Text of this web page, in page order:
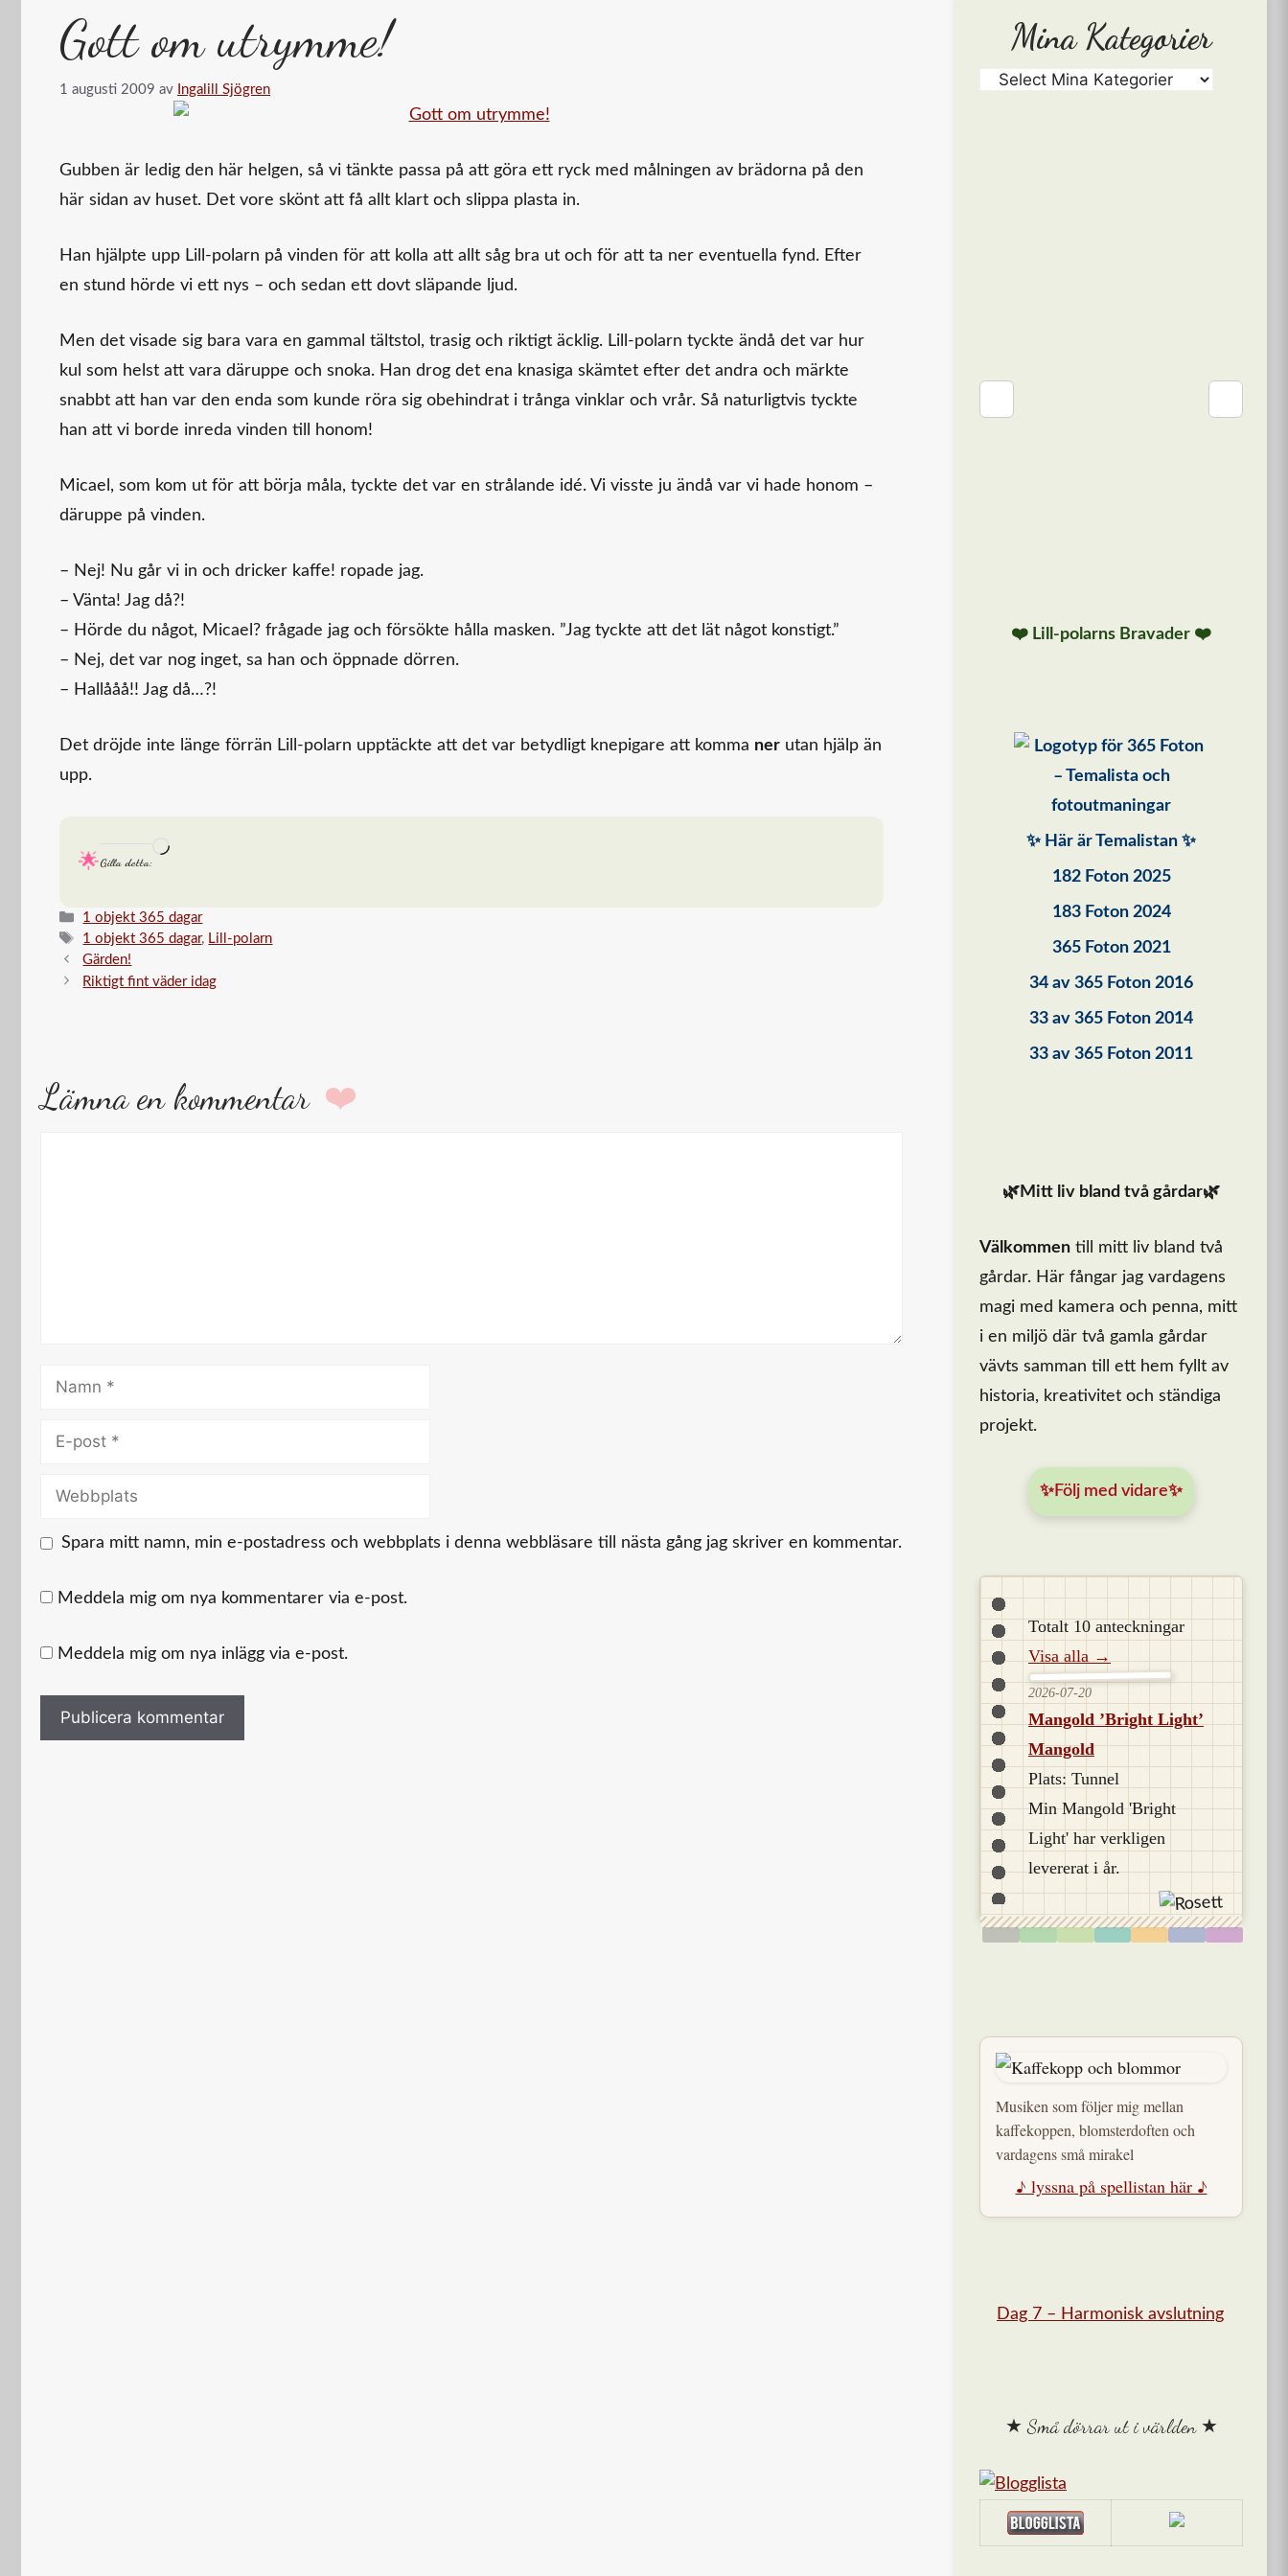
Gott om utrymme!
1 augusti 2009 av Ingalill Sjögren
Gubben är ledig den här helgen, så vi tänkte passa på att göra ett ryck med målningen av brädorna på den
här sidan av huset. Det vore skönt att få allt klart och slippa plasta in.
Han hjälpte upp Lill-polarn på vinden för att kolla att allt såg bra ut och för att ta ner eventuella fynd. Efter
en stund hörde vi ett nys – och sedan ett dovt släpande ljud.
Men det visade sig bara vara en gammal tältstol, trasig och riktigt äcklig. Lill-polarn tyckte ändå det var hur
kul som helst att vara däruppe och snoka. Han drog det ena knasiga skämtet efter det andra och märkte
snabbt att han var den enda som kunde röra sig obehindrat i trånga vinklar och vrår. Så naturligtvis tyckte
han att vi borde inreda vinden till honom!
Micael, som kom ut för att börja måla, tyckte det var en strålande idé. Vi visste ju ändå var vi hade honom –
däruppe på vinden.
– Nej! Nu går vi in och dricker kaffe! ropade jag.
– Vänta! Jag då?!
– Hörde du något, Micael? frågade jag och försökte hålla masken. ”Jag tyckte att det lät något konstigt.”
– Nej, det var nog inget, sa han och öppnade dörren.
– Hallååå!! Jag då…?!
Det dröjde inte länge förrän Lill-polarn upptäckte att det var betydligt knepigare att komma ner utan hjälp än
upp.
Gilla detta:
Laddar
…
Kategorier
1 objekt 365 dagar
Etiketter
1 objekt 365 dagar, Lill-polarn
Gärden!
Riktigt fint väder idag
Lämna en kommentar
Namn
Webbplats
Spara mitt namn, min e-postadress och webbplats i denna webbläsare till nästa gång jag skriver en kommentar.
Meddela mig om nya kommentarer via e-post.
Meddela mig om nya inlägg via e-post.
Mina Kategorier
❤️ Lill-polarns Bravader ❤️
✨ Här är Temalistan ✨
182 Foton 2025
183 Foton 2024
365 Foton 2021
34 av 365 Foton 2016
33 av 365 Foton 2014
33 av 365 Foton 2011
🌿Mitt liv bland två gårdar🌿
Välkommen till mitt liv bland två
gårdar. Här fångar jag vardagens
magi med kamera och penna, mitt
i en miljö där två gamla gårdar
vävts samman till ett hem fyllt av
historia, kreativitet och ständiga
projekt.
✨Följ med vidare✨
Totalt 10 anteckningar
Visa alla →
2026-07-20
Mangold ’Bright Light’
Mangold
Plats: Tunnel
Min Mangold 'Bright
Light' har verkligen
levererat i år.
Musiken som följer mig mellan
kaffekoppen, blomsterdoften och
vardagens små mirakel
♪ lyssna på spellistan här ♪
Dag 7 – Harmonisk avslutning
★ Små dörrar ut i världen ★